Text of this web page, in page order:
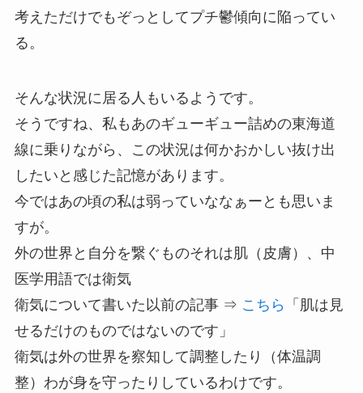
考えただけでもぞっとしてプチ鬱傾向に陥ってい
る。
そんな状況に居る人もいるようです。
そうですね、私もあのギューギュー詰めの東海道
線に乗りながら、この状況は何かおかしい抜け出
したいと感じた記憶があります。
今ではあの頃の私は弱っていななぁーとも思いま
すが。
外の世界と自分を繋ぐものそれは肌（皮膚）、中
医学用語では衛気
衛気について書いた以前の記事 ⇒ こちら
「肌は見
せるだけのものではないのです」
衛気は外の世界を察知して調整したり（体温調
整）わが身を守ったりしているわけです。